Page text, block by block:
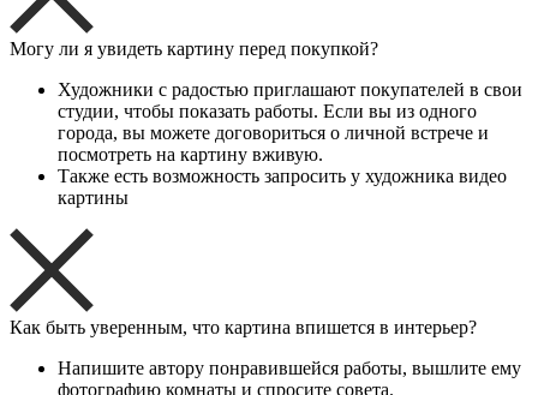
Могу ли я увидеть картину перед покупкой?
Художники с радостью приглашают покупателей в свои
студии, чтобы показать работы. Если вы из одного
города, вы можете договориться о личной встрече и
посмотреть на картину вживую.
Также есть возможность запросить у художника видео
картины
Как быть уверенным, что картина впишется в интерьер?
Напишите автору понравившейся работы, вышлите ему
фотографию комнаты и спросите совета.